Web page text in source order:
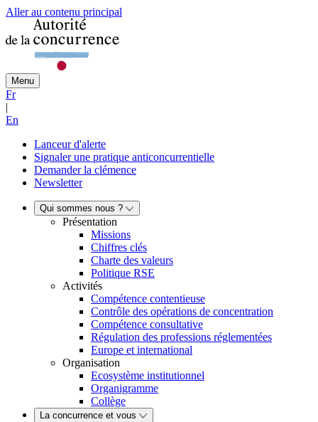
Aller au contenu principal
Menu
Fr
|
En
Lanceur d'alerte
Signaler une pratique anticoncurrentielle
Demander la clémence
Newsletter
Qui sommes nous ?
Présentation
Missions
Chiffres clés
Charte des valeurs
Politique RSE
Activités
Compétence contentieuse
Contrôle des opérations de concentration
Compétence consultative
Régulation des professions réglementées
Europe et international
Organisation
Ecosystème institutionnel
Organigramme
Collège
La concurrence et vous